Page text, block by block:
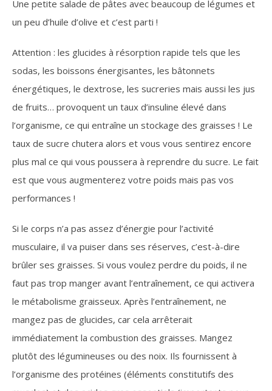
Une petite salade de pâtes avec beaucoup de légumes et
un peu d’huile d’olive et c’est parti !
Attention : les glucides à résorption rapide tels que les
sodas, les boissons énergisantes, les bâtonnets
énergétiques, le dextrose, les sucreries mais aussi les jus
de fruits… provoquent un taux d’insuline élevé dans
l’organisme, ce qui entraîne un stockage des graisses ! Le
taux de sucre chutera alors et vous vous sentirez encore
plus mal ce qui vous poussera à reprendre du sucre. Le fait
est que vous augmenterez votre poids mais pas vos
performances !
Si le corps n’a pas assez d’énergie pour l’activité
musculaire, il va puiser dans ses réserves, c’est-à-dire
brûler ses graisses. Si vous voulez perdre du poids, il ne
faut pas trop manger avant l’entraînement, ce qui activera
le métabolisme graisseux. Après l’entraînement, ne
mangez pas de glucides, car cela arrêterait
immédiatement la combustion des graisses. Mangez
plutôt des légumineuses ou des noix. Ils fournissent à
l’organisme des protéines (éléments constitutifs des